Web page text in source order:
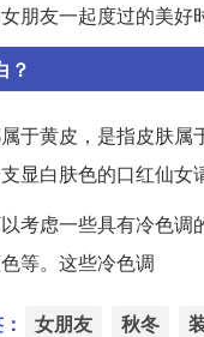
朋友一起度过的美好
？
于黄皮，是指皮肤属
显白肤色的口红仙女
考虑一些具有冷色调
等。这些冷色调
女朋友 秋冬